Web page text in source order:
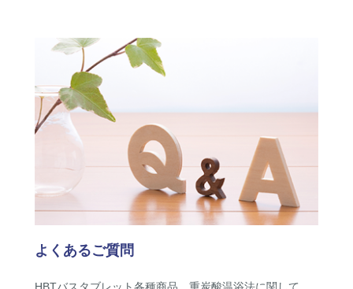
よくあるご質問